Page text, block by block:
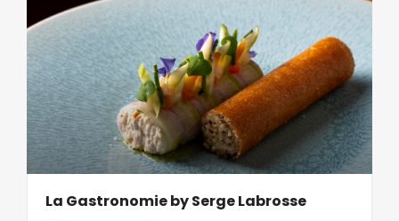
La Gastronomie by Serge Labrosse